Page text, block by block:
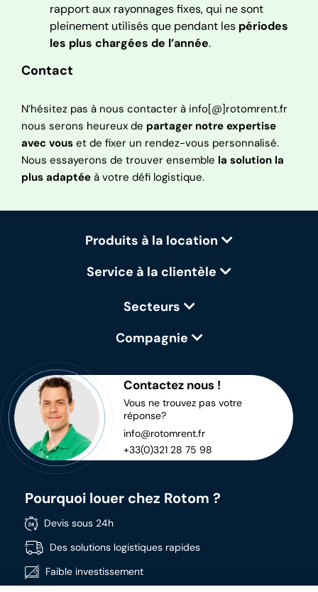
rapport aux rayonnages fixes, qui ne sont
pleinement utilisés que pendant les périodes
les plus chargées de l’année.
Contact
N’hésitez pas à nous contacter à info[@]rotomrent.fr
nous serons heureux de partager notre expertise
avec vous et de fixer un rendez-vous personnalisé.
Nous essayerons de trouver ensemble la solution la
plus adaptée à votre défi logistique.
Produits à la location
Service à la clientèle
Secteurs
Compagnie
Contactez nous !
Vous ne trouvez pas votre
réponse?
info@rotomrent.fr
+33(0)321 28 75 98
Pourquoi louer chez Rotom ?
Devis sous 24h
Des solutions logistiques rapides
Faible investissement